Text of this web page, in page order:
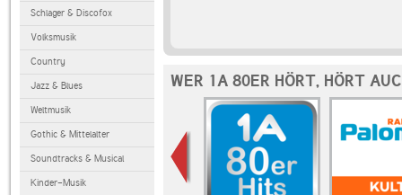
Schlager & Discofox
Volksmusik
Country
Jazz & Blues
Weltmusik
Gothic & Mittelalter
Soundtracks & Musical
Kinder-Musik
WER 1A 80ER HÖRT, HÖRT